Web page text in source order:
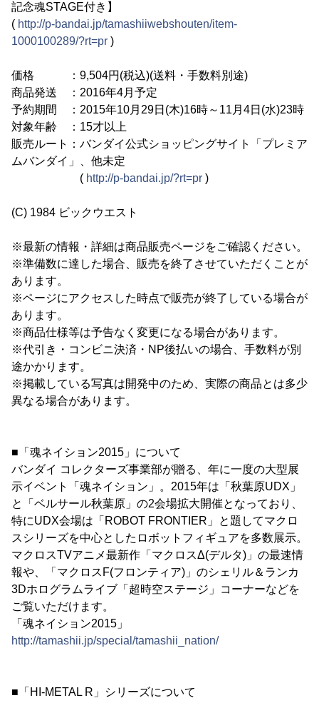
記念魂STAGE付き】
( http://p-bandai.jp/tamashiiwebshouten/item-
1000100289/?rt=pr )
価格 ：9,504円(税込)(送料・手数料別途)
商品発送 ：2016年4月予定
予約期間 ：2015年10月29日(木)16時～11月4日(水)23時
対象年齢 ：15才以上
販売ルート：バンダイ公式ショッピングサイト「プレミア
ムバンダイ」、他未定
( http://p-bandai.jp/?rt=pr )
(C) 1984 ビックウエスト
※最新の情報・詳細は商品販売ページをご確認ください。
※準備数に達した場合、販売を終了させていただくことが
あります。
※ページにアクセスした時点で販売が終了している場合が
あります。
※商品仕様等は予告なく変更になる場合があります。
※代引き・コンビニ決済・NP後払いの場合、手数料が別
途かかります。
※掲載している写真は開発中のため、実際の商品とは多少
異なる場合があります。
■「魂ネイション2015」について
バンダイ コレクターズ事業部が贈る、年に一度の大型展
示イベント「魂ネイション」。2015年は「秋葉原UDX」
と「ベルサール秋葉原」の2会場拡大開催となっており、
特にUDX会場は「ROBOT FRONTIER」と題してマクロ
スシリーズを中心としたロボットフィギュアを多数展示。
マクロスTVアニメ最新作「マクロスΔ(デルタ)」の最速情
報や、「マクロスF(フロンティア)」のシェリル＆ランカ
3Dホログラムライブ「超時空ステージ」コーナーなどを
ご覧いただけます。
「魂ネイション2015」
http://tamashii.jp/special/tamashii_nation/
■「HI-METAL R」シリーズについて